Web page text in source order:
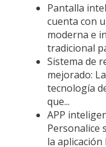
Pantalla
cuenta con
moderna e
tradicional
Sistema de
mejorado:
tecnología
que...
APP
Personalice
la